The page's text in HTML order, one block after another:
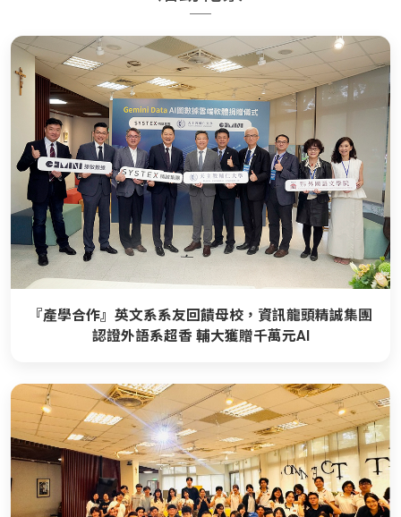
『產學合作』英文系系友回饋母校，資訊龍頭精誠集團
認證外語系超香 輔大獲贈千萬元AI